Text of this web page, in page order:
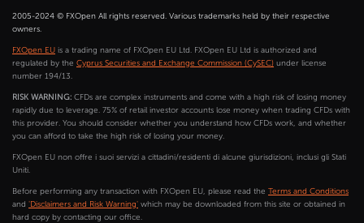
2005-2024 © FXOpen All rights reserved. Various trademarks held by their respective
owners.
FXOpen EU is a trading name of FXOpen EU Ltd. FXOpen EU Ltd is authorized and
regulated by the Cyprus Securities and Exchange Commission (CySEC) under license
number 194/13.
RISK WARNING: CFDs are complex instruments and come with a high risk of losing money
rapidly due to leverage. 75% of retail investor accounts lose money when trading CFDs with
this provider. You should consider whether you understand how CFDs work, and whether
you can afford to take the high risk of losing your money.
FXOpen EU non offre i suoi servizi a cittadini/residenti di alcune giurisdizioni, inclusi gli Stati
Uniti.
Before performing any transaction with FXOpen EU, please read the Terms and Conditions
and 'Disclaimers and Risk Warning' which may be downloaded from this site or obtained in
hard copy by contacting our office.